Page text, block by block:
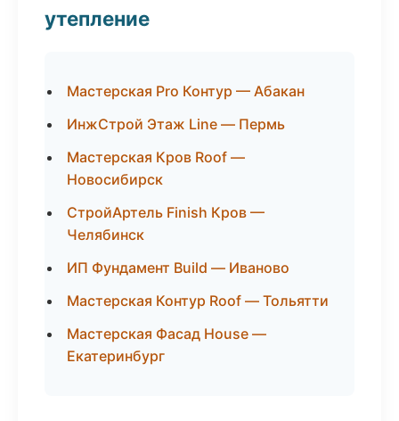
утепление
Мастерская Pro Контур — Абакан
ИнжСтрой Этаж Line — Пермь
Мастерская Кров Roof —
Новосибирск
СтройАртель Finish Кров —
Челябинск
ИП Фундамент Build — Иваново
Мастерская Контур Roof — Тольятти
Мастерская Фасад House —
Екатеринбург